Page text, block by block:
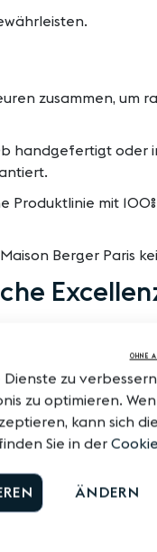
zu
zu optimieren.
kann sich
Sie in der
ÄNDERN
OHNE
zusammen, um
handgefertigt
Produktlinie mit
Berger Paris
die für die
wird.
würdigt die
ist, hat die